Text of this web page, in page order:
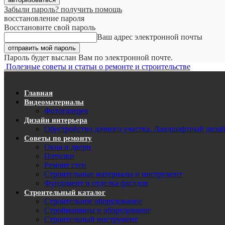
Забыли пароль? получить помощь
восстановление пароля
Восстановите свой пароль
Ваш адрес электронной почты
Пароль будет выслан Вам по электронной почте.
Полезные советы и статьи о ремонте и строительстве
Главная
Видеоматериалы
Фотогалерея
Дизайн интерьера
Обустройство дачного участка. Ландшафтный
Советы по ремонту
Окна и двери
Потолки
Ремонт стен
Строительные материалы и инструмент
Фундамент и отделка фасадов
Строительный каталог
Строительное оборудование
Строймашины и оборудование
Строительный инструмент